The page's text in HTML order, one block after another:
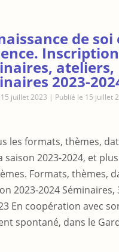
de soi
ateliers,
2023-
juillet 2023 | Publié le 15 juillet
les formats, thèmes,
saison 2023-2024, et
Formats, thèmes,
2023-2024 Séminaires,
En coopération avec
spontané, dans le